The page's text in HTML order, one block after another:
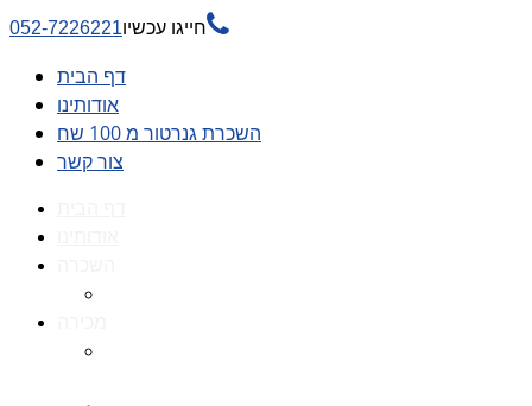
חייגו עכשיו052-7226221 
דף הבית
אודותינו
השכרת גנרטור מ 100 שח
צור קשר